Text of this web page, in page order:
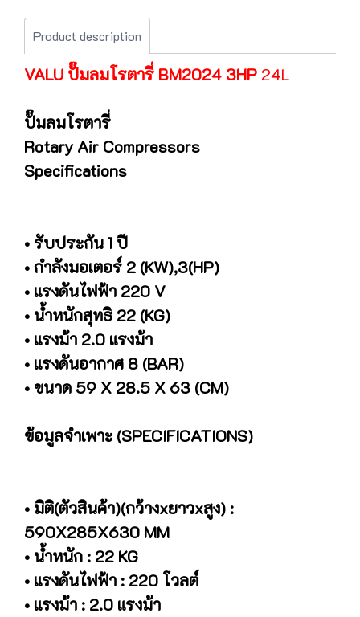
Product description
VALU ปั๊มลมโรตารี่ BM2024 3HP 24L
ปั๊มลมโรตารี่
Rotary Air Compressors
Specifications
• รับประกัน 1 ปี
• กำลังมอเตอร์ 2 (KW),3(HP)
• แรงดันไฟฟ้า 220 V
• น้ำหนักสุทธิ 22 (KG)
• แรงม้า 2.0 แรงม้า
• แรงดันอากาศ 8 (BAR)
• ขนาด 59 X 28.5 X 63 (CM)
ข้อมูลจำเพาะ (SPECIFICATIONS)
• มิติ(ตัวสินค้า)(กว้างxยาวxสูง) :
590X285X630 MM
• น้ำหนัก : 22 KG
• แรงดันไฟฟ้า : 220 โวลต์
• แรงม้า : 2.0 แรงม้า